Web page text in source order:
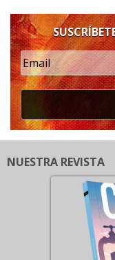
NUESTRA REVISTA